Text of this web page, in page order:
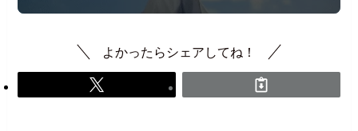
よかったらシェアしてね！